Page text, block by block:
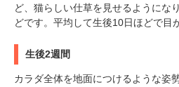
ど、猫らしい仕草を見せるようにな
どです。平均して生後10日ほどで目
生後2週間
カラダ全体を地面につけるような姿